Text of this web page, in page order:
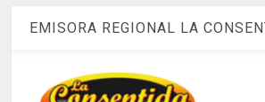
EMISORA REGIONAL LA